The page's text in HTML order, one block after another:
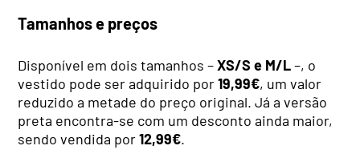
Tamanhos e preços
Disponível em dois tamanhos –XS/S e M/L–, o
vestido pode ser adquirido por19,99€, um valor
reduzido a metade do preço original. Já a versão
preta encontra-se com um desconto ainda maior,
sendo vendida por12,99€.